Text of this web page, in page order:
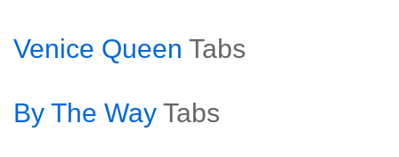
Venice Queen Tabs
By The Way Tabs